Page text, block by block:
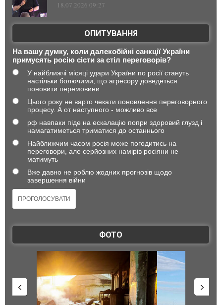
18.07.2026 09:27
ОПИТУВАННЯ
На вашу думку, коли далекобійні санкції України
примусять росію сісти за стіл переговорів?
У найближчі місяці удари України по росії стануть
настільки болючими, що агресору доведеться
поновити перемовини
Цього року не варто чекати поновлення переговорного
процесу. А от наступного - можливо все
рф навпаки піде на ескалацію попри здоровий глузд і
намагатиметься триматися до останнього
Найближчим часом росія може погодитись на
переговори, але серйозних намірів росіяни не
матимуть
Вже давно не роблю жодних прогнозів щодо
завершення війни
ФОТО